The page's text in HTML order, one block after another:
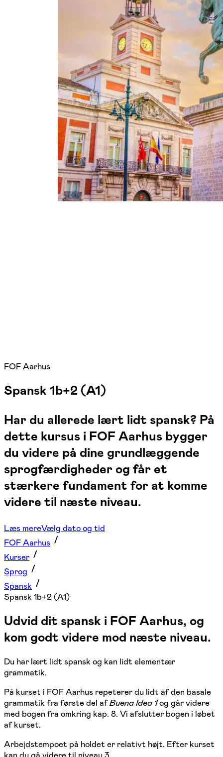
FOF Aarhus
Spansk 1b+2 (A1)
Har du allerede lært lidt spansk? På
dette kursus i FOF Aarhus bygger
du videre på dine grundlæggende
sprogfærdigheder og får et
stærkere fundament for at komme
videre til næste niveau.
Læs mereVælg dato og tid
FOF Aarhus
Kurser
Sprog
Spansk
Spansk 1b+2 (A1)
Udvid dit spansk i FOF Aarhus, og
kom godt videre mod næste niveau.
Du har lært lidt spansk og kan lidt elementær
grammatik.
På kurset i FOF Aarhus repeterer du lidt af den basale
grammatik fra første del afBuena Idea 1og går videre
med bogen fra omkring kap. 8. Vi afslutter bogen i løbet
af kurset.
Arbejdstempoet på holdet er relativt højt. Efter kurset